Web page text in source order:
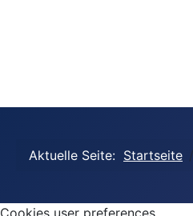
Aktuelle Seite: Startseite
Cookies user preferences